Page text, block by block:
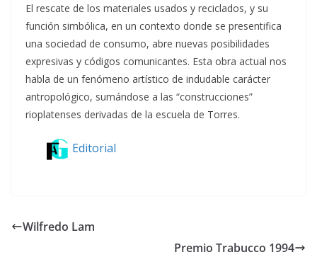
El rescate de los materiales usados y reciclados, y su
función simbólica, en un contexto donde se presentifica
una sociedad de consumo, abre nuevas posibilidades
expresivas y códigos comunicantes. Esta obra actual nos
habla de un fenómeno artístico de indudable carácter
antropológico, sumándose a las “construcciones”
rioplatenses derivadas de la escuela de Torres.
Editorial
Wilfredo Lam
Premio Trabucco 1994